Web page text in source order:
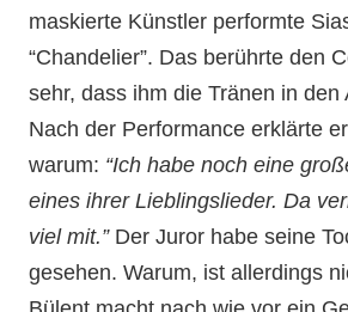
maskierte Künstler performte
“Chandelier”. Das berührte den
sehr, dass ihm die Tränen in den
Nach der Performance erklärte
warum: “Ich habe noch eine
eines ihrer Lieblingslieder. Da
viel mit.” Der Juror habe seine
gesehen. Warum, ist allerdings